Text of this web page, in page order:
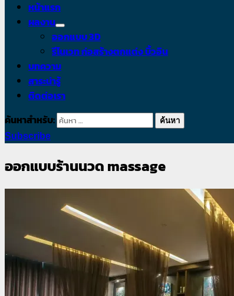
หน้าแรก
ผลงาน
ออกแบบ 3D
รีโนเวท ก่อสร้างตกแต่ง บิ้วอิน
บทความ
สาระน่ารู้
ติดต่อเรา
ค้นหาสำหรับ:
Subscribe
ออกแบบร้านนวด massage